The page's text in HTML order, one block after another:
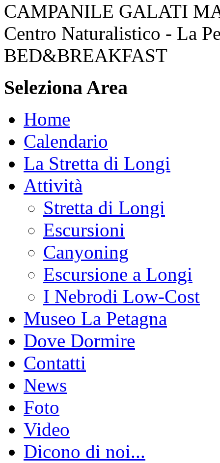
CAMPANILE GALATI
Centro Naturalistico - La
BED&BREAKFAST
Seleziona Area
Home
Calendario
La Stretta di Longi
Attività
Stretta di Longi
Escursioni
Canyoning
Escursione a Longi
I Nebrodi Low-Cost
Museo La Petagna
Dove Dormire
Contatti
News
Foto
Video
Dicono di noi...